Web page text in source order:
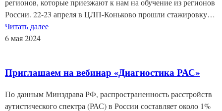
регионов, которые приезжают к нам на обучение из регионов
России. 22-23 апреля в ЦЛП-Коньково прошли стажировку…
Читать далее
6 мая 2024
Приглашаем на вебинар «Диагностика РАС»
По данным Минздрава РФ, распространенность расстройств
аутистического спектра (РАС) в России составляет около 1%